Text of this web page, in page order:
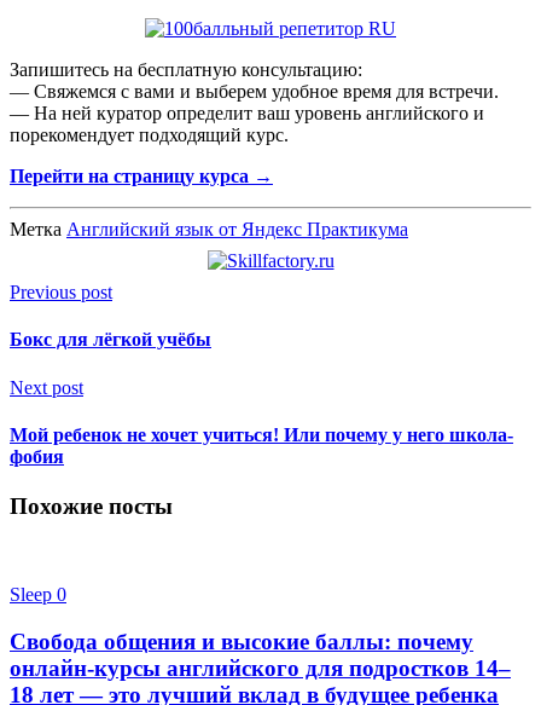
Запишитесь на бесплатную консультацию:
— Свяжемся с вами и выберем удобное время для встречи.
— На ней куратор определит ваш уровень английского и
порекомендует подходящий курс.
Перейти на страницу курса →
Метка Английский язык от Яндекс Практикума
Previous post
Бокс для лёгкой учёбы
Next post
Мой ребенок не хочет учиться! Или почему у него школа-
фобия
Похожие посты
Sleep 0
Свобода общения и высокие баллы: почему
онлайн-курсы английского для подростков 14–
18 лет — это лучший вклад в будущее ребенка